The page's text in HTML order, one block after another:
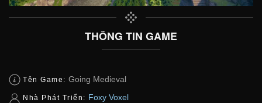
THÔNG TIN GAME
Tên Game: Going Medieval
Nhà Phát Triển: Foxy Voxel